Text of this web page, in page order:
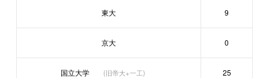
東大 9
京大 0
国立大学 (旧帝大+一工) 25